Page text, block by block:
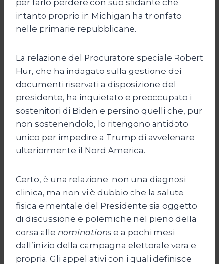
per farlo perdere con suo sfidante che
intanto proprio in Michigan ha trionfato
nelle primarie repubblicane.
La relazione del Procuratore speciale Robert
Hur, che ha indagato sulla gestione dei
documenti riservati a disposizione del
presidente, ha inquietato e preoccupato i
sostenitori di Biden e persino quelli che, pur
non sostenendolo, lo ritengono antidoto
unico per impedire a Trump di avvelenare
ulteriormente il Nord America.
Certo, è una relazione, non una diagnosi
clinica, ma non vi è dubbio che la salute
fisica e mentale del Presidente sia oggetto
di discussione e polemiche nel pieno della
corsa alle nominations e a pochi mesi
dall’inizio della campagna elettorale vera e
propria. Gli appellativi con i quali definisce